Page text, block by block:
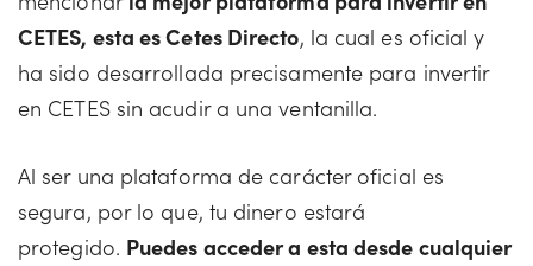
CETES, esta es Cetes Directo, la cual es oficial y
ha sido desarrollada precisamente para invertir
en CETES sin acudir a una ventanilla.
Al ser una plataforma de carácter oficial es
segura, por lo que, tu dinero estará
protegido. Puedes acceder a esta desde cualquier